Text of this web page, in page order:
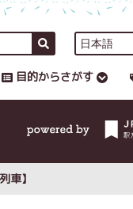
目的からさがす
車】